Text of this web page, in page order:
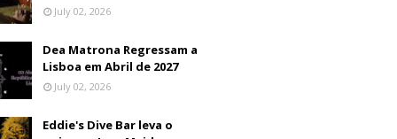
July 02, 2026
Dea Matrona Regressam a
Lisboa em Abril de 2027
July 02, 2026
Eddie's Dive Bar leva o